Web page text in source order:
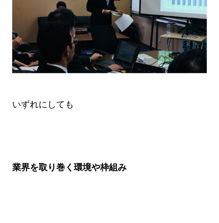
いずれにしても
業界を取り巻く環境や枠組み